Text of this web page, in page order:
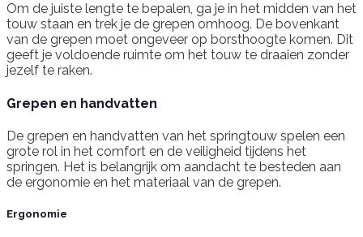
Om de juiste lengte te bepalen, ga je in het midden van het
touw staan en trek je de grepen omhoog. De bovenkant
van de grepen moet ongeveer op borsthoogte komen. Dit
geeft je voldoende ruimte om het touw te draaien zonder
jezelf te raken.
Grepen en handvatten
De grepen en handvatten van het springtouw spelen een
grote rol in het comfort en de veiligheid tijdens het
springen. Het is belangrijk om aandacht te besteden aan
de ergonomie en het materiaal van de grepen.
Ergonomie